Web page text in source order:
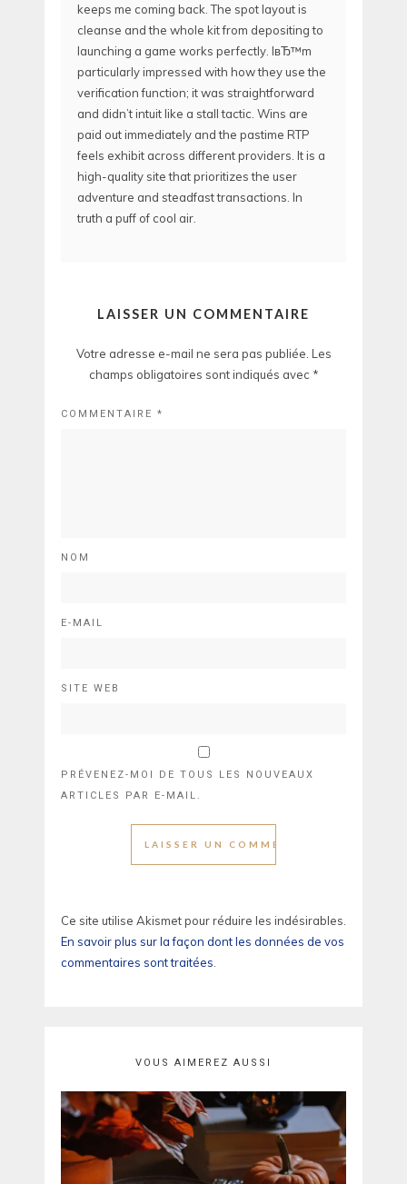
keeps me coming back. The spot layout is
cleanse and the whole kit from depositing to
launching a game works perfectly. IвЂ™m
particularly impressed with how they use the
verification function; it was straightforward
and didn’t intuit like a stall tactic. Wins are
paid out immediately and the pastime RTP
feels exhibit across different providers. It is a
high-quality site that prioritizes the user
adventure and steadfast transactions. In
truth a puff of cool air.
LAISSER UN COMMENTAIRE
Votre adresse e-mail ne sera pas publiée. Les
champs obligatoires sont indiqués avec *
COMMENTAIRE *
NOM
E-MAIL
SITE WEB
PRÉVENEZ-MOI DE TOUS LES NOUVEAUX
ARTICLES PAR E-MAIL.
Ce site utilise Akismet pour réduire les indésirables.
En savoir plus sur la façon dont les données de vos
commentaires sont traitées
VOUS AIMEREZ AUSSI